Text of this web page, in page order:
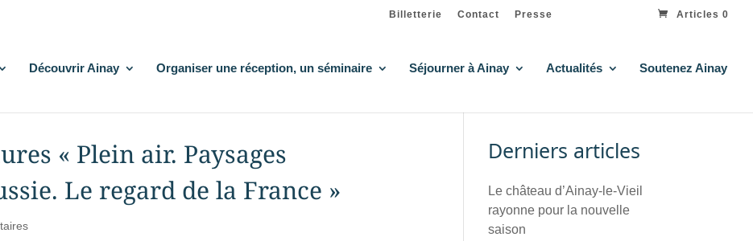
Billetterie Contact Presse Articles 0
Découvrir Ainay Organiser une réception, un séminaire Séjourner à Ainay Actualités Soutenez Ainay
« Plein air. Paysages
Le regard de la France »
Derniers articles
Le château d’Ainay-le-Vieil
rayonne pour la nouvelle
saison